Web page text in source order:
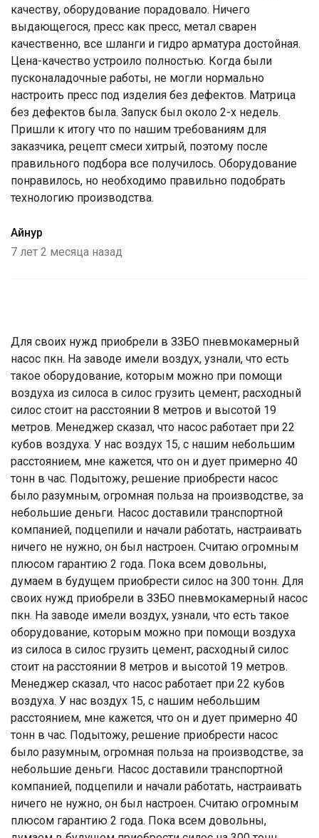
качеству, оборудование порадовало. Ничего
выдающегося, пресс как пресс, метал сварен
качественно, все шланги и гидро арматура достойная.
Цена-качество устроило полностью. Когда были
пусконаладочные работы, не могли нормально
настроить пресс под изделия без дефектов. Матрица
без дефектов была. Запуск был около 2-х недель.
Пришли к итогу что по нашим требованиям для
заказчика, рецепт смеси хитрый, поэтому после
правильного подбора все получилось. Оборудование
понравилось, но необходимо правильно подобрать
технологию производства.
Айнур
7 лет 2 месяца назад
Для своих нужд приобрели в ЗЗБО пневмокамерный
насос пкн. На заводе имели воздух, узнали, что есть
такое оборудование, которым можно при помощи
воздуха из силоса в силос грузить цемент, расходный
силос стоит на расстоянии 8 метров и высотой 19
метров. Менеджер сказал, что насос работает при 22
кубов воздуха. У нас воздух 15, с нашим небольшим
расстоянием, мне кажется, что он и дует примерно 40
тонн в час. Подытожу, решение приобрести насос
было разумным, огромная польза на производстве, за
небольшие деньги. Насос доставили транспортной
компанией, подцепили и начали работать, настраивать
ничего не нужно, он был настроен. Считаю огромным
плюсом гарантию 2 года. Пока всем довольны,
думаем в будущем приобрести силос на 300 тонн. Для
своих нужд приобрели в ЗЗБО пневмокамерный насос
пкн. На заводе имели воздух, узнали, что есть такое
оборудование, которым можно при помощи воздуха
из силоса в силос грузить цемент, расходный силос
стоит на расстоянии 8 метров и высотой 19 метров.
Менеджер сказал, что насос работает при 22 кубов
воздуха. У нас воздух 15, с нашим небольшим
расстоянием, мне кажется, что он и дует примерно 40
тонн в час. Подытожу, решение приобрести насос
было разумным, огромная польза на производстве, за
небольшие деньги. Насос доставили транспортной
компанией, подцепили и начали работать, настраивать
ничего не нужно, он был настроен. Считаю огромным
плюсом гарантию 2 года. Пока всем довольны,